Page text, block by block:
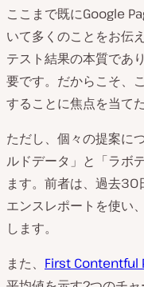
ここまで既にGoogle
いて多くのことをお伝
テスト結果の本質であ
要です。だからこそ、
することに焦点を当て
ただし、個々の提案に
ルドデータ」と「ラボ
ます。前者は、過去
エンスレポートを使い
します。
また、 First Contentful